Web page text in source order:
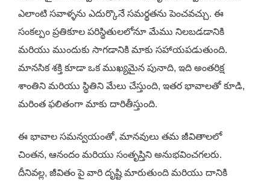
ఎలాంటి సవాళ్ళను ఎదుర్కొనే సమర్థతను పెంచవచ్చు. ఈ
సంకల్పం ప్రతికూల పరిస్థితులలోనూ మేము నిలబడడానికి
మరియు ముందుకు సాగడానికి మాకు సహాయపడుతుంది.
మానసిక శక్తి కూడా ఒక ముఖ్యమైన పునాది, ఇది అంతరిక్ష
శాంతిని మరియు స్థితిని మేలు చేస్తుంది, ఇతర భావాలతో కూడి,
మరింత ఫలితంగా మాకు దారితీస్తుంది.
ఈ భావాల సమన్వయంతో, మానవులు తమ జీవితాలలో
చింతన, ఆనందం మరియు సంతృప్తిని అనుభవించగలరు.
దీనివల్ల, జీవితం పై వారి దృష్టి మారుతుంది మరియు దానికి